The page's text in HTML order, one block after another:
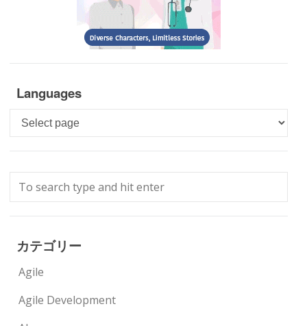
Languages
Languages
カテゴリー
Agile
Agile Development